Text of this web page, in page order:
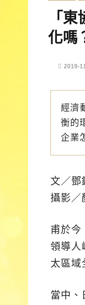
「
化嗎
2019-
經濟
衡的
企業
文／鄧
攝影／
甫於今
領導人
太區域
當中、